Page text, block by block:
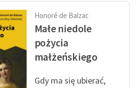
Honoré de Balzac
Małe niedole
pożycia
małżeńskiego
Gdy ma się ubierać,